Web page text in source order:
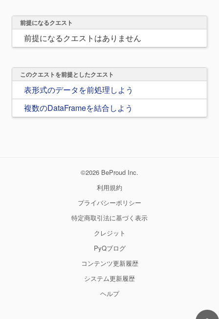
前提になるクエスト
前提になるクエストはありません
このクエストを前提としたクエスト
表形式のデータを前処理しよう
複数のDataFrameを結合しよう
©2026 BeProud Inc.
利用規約
プライバシーポリシー
特定商取引法に基づく表示
クレジット
PyQブログ
コンテンツ更新履歴
システム更新履歴
ヘルプ